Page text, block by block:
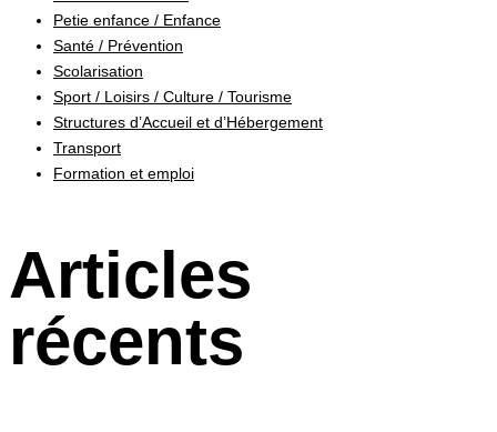
Petie enfance / Enfance
Santé / Prévention
Scolarisation
Sport / Loisirs / Culture / Tourisme
Structures d’Accueil et d’Hébergement
Transport
Formation et emploi
Articles
récents